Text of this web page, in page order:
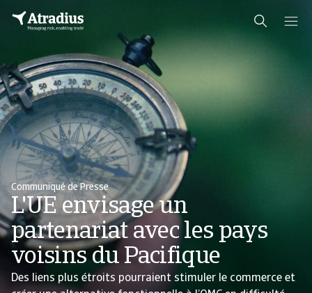
Communiqué de Presse
L'UE envisage un
partenariat avec les pays
voisins du Pacifique
Des liens plus étroits pourraient stimuler le commerce et